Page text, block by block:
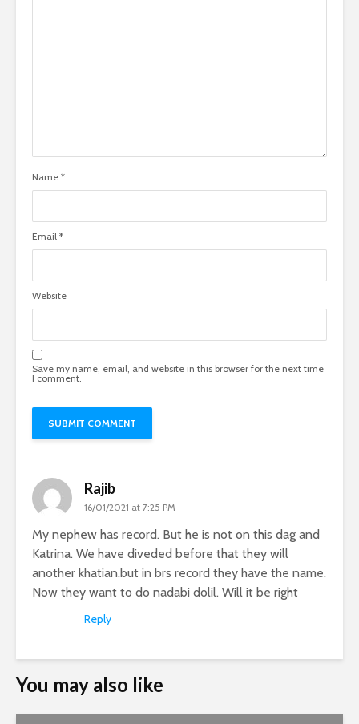
Name *
Email *
Website
Save my name, email, and website in this browser for the next time
I comment.
Rajib
16/01/2021 at 7:25 PM
My nephew has record. But he is not on this dag and
Katrina. We have diveded before that they will
another khatian.but in brs record they have the name.
Now they want to do nadabi dolil. Will it be right
Reply
You may also like